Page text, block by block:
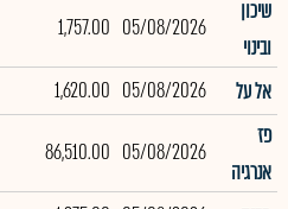
שיכון
ובינוי
05/08/2026
1,757.00
אל על 05/08/2026
1,620.00
פז
אנרגיה
05/08/2026
86,510.00